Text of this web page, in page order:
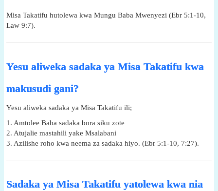
Misa Takatifu hutolewa kwa Mungu Baba Mwenyezi (Ebr 5:1-10,
Law 9:7).
Yesu aliweka sadaka ya Misa Takatifu kwa
makusudi gani?
Yesu aliweka sadaka ya Misa Takatifu ili;
1. Amtolee Baba sadaka bora siku zote
2. Atujalie mastahili yake Msalabani
3. Azilishe roho kwa neema za sadaka hiyo. (Ebr 5:1-10, 7:27).
Sadaka ya Misa Takatifu yatolewa kwa nia